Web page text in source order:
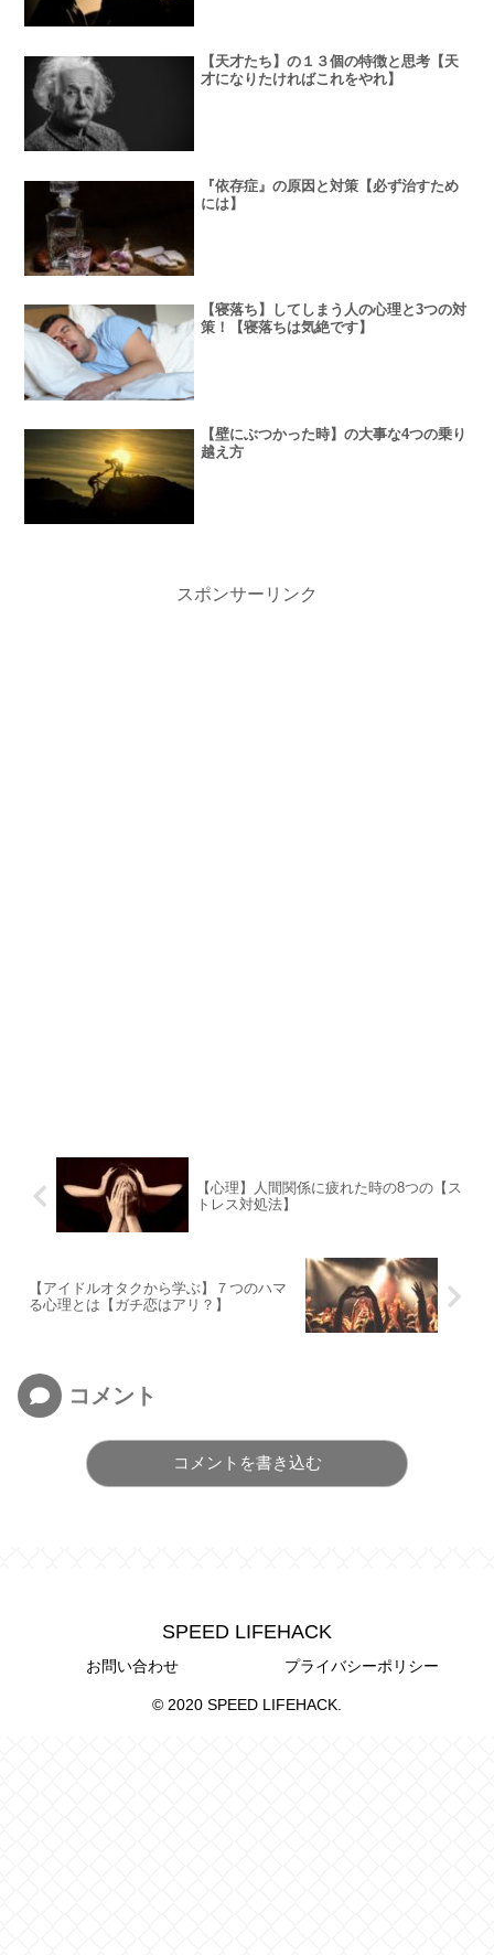
【天才たち】の１３個の特徴と思考【天
才になりたければこれをやれ】
『依存症』の原因と対策【必ず治すため
には】
【寝落ち】してしまう人の心理と3つの対
策！【寝落ちは気絶です】
【壁にぶつかった時】の大事な4つの乗り
越え方
スポンサーリンク
【心理】人間関係に疲れた時の8つの【ス
トレス対処法】
【アイドルオタクから学ぶ】７つのハマ
る心理とは【ガチ恋はアリ？】
コメント
コメントを書き込む
SPEED LIFEHACK
お問い合わせ プライバシーポリシー
© 2020 SPEED LIFEHACK.